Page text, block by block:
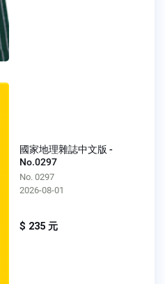
國家地理雜誌中文版 -
No.0297
No. 0297
2026-08-01
$ 235 元